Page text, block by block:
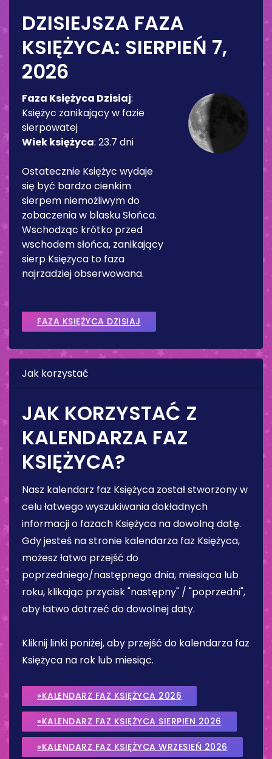
DZISIEJSZA FAZA
KSIĘŻYCA: SIERPIEŃ 7,
2026
Faza Księżyca Dzisiaj:
Księżyc zanikający w fazie
sierpowatej
Wiek księżyca: 23.7 dni
Ostatecznie Księżyc wydaje
się być bardzo cienkim
sierpem niemożliwym do
zobaczenia w blasku Słońca.
Wschodząc krótko przed
wschodem słońca, zanikający
sierp Księżyca to faza
najrzadziej obserwowana.
FAZA KSIĘŻYCA DZISIAJ
Jak korzystać
JAK KORZYSTAĆ Z
KALENDARZA FAZ
KSIĘŻYCA?
Nasz kalendarz faz Księżyca został stworzony w
celu łatwego wyszukiwania dokładnych
informacji o fazach Księżyca na dowolną datę.
Gdy jesteś na stronie kalendarza faz Księżyca,
możesz łatwo przejść do
poprzedniego/następnego dnia, miesiąca lub
roku, klikając przycisk "następny" / "poprzedni",
aby łatwo dotrzeć do dowolnej daty.
Kliknij linki poniżej, aby przejść do kalendarza faz
Księżyca na rok lub miesiąc.
»KALENDARZ FAZ KSIĘŻYCA 2026
»KALENDARZ FAZ KSIĘŻYCA SIERPIEN 2026
»KALENDARZ FAZ KSIĘŻYCA WRZESIEŃ 2026